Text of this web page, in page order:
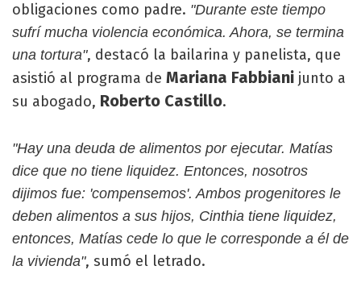
obligaciones como padre. "Durante este tiempo
sufrí mucha violencia económica. Ahora, se termina
una tortura", destacó la bailarina y panelista, que
asistió al programa de Mariana Fabbiani junto a
su abogado, Roberto Castillo.
"Hay una deuda de alimentos por ejecutar. Matías
dice que no tiene liquidez. Entonces, nosotros
dijimos fue: 'compensemos'. Ambos progenitores le
deben alimentos a sus hijos, Cinthia tiene liquidez,
entonces, Matías cede lo que le corresponde a él de
la vivienda", sumó el letrado.